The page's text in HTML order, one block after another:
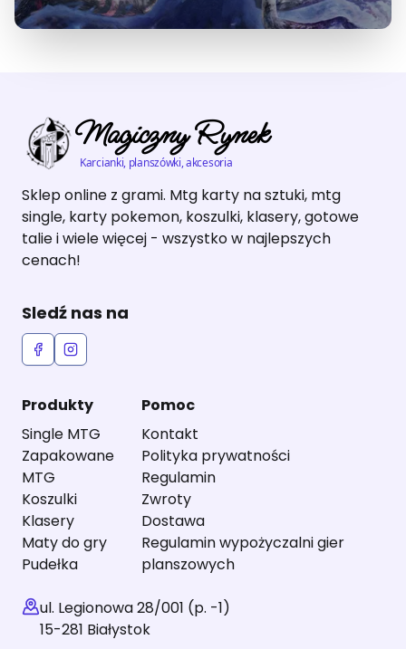
Magiczny Rynek
Karcianki, planszówki, akcesoria
Sklep online z grami. Mtg karty na sztuki, mtg
single, karty pokemon, koszulki, klasery, gotowe
talie i wiele więcej - wszystko w najlepszych
cenach!
Sledź nas na
Produkty
Single MTG
Zapakowane
MTG
Koszulki
Klasery
Maty do gry
Pudełka
Pomoc
Kontakt
Polityka prywatności
Regulamin
Zwroty
Dostawa
Regulamin wypożyczalni gier
planszowych
ul. Legionowa 28/001 (p. -1)
15-281 Białystok